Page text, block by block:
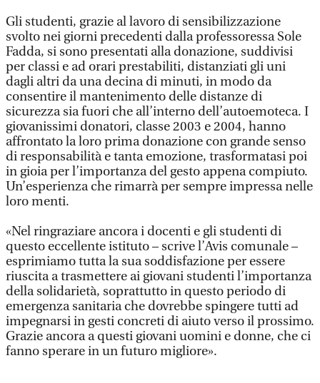
Gli studenti, grazie al lavoro di sensibilizzazione
svolto nei giorni precedenti dalla professoressa Sole
Fadda, si sono presentati alla donazione, suddivisi
per classi e ad orari prestabiliti, distanziati gli uni
dagli altri da una decina di minuti, in modo da
consentire il mantenimento delle distanze di
sicurezza sia fuori che all’interno dell’autoemoteca. I
giovanissimi donatori, classe 2003 e 2004, hanno
affrontato la loro prima donazione con grande senso
di responsabilità e tanta emozione, trasformatasi poi
in gioia per l’importanza del gesto appena compiuto.
Un’esperienza che rimarrà per sempre impressa nelle
loro menti.
«Nel ringraziare ancora i docenti e gli studenti di
questo eccellente istituto – scrive l’Avis comunale –
esprimiamo tutta la sua soddisfazione per essere
riuscita a trasmettere ai giovani studenti l’importanza
della solidarietà, soprattutto in questo periodo di
emergenza sanitaria che dovrebbe spingere tutti ad
impegnarsi in gesti concreti di aiuto verso il prossimo.
Grazie ancora a questi giovani uomini e donne, che ci
fanno sperare in un futuro migliore».